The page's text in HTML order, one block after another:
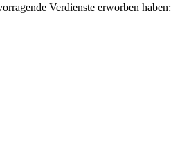
Verdienste erworben haben: